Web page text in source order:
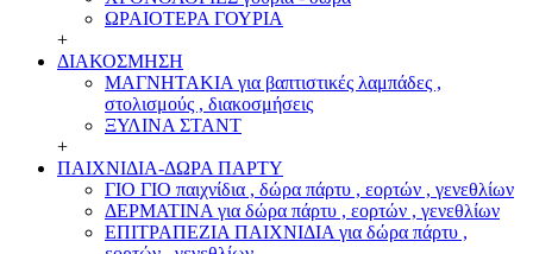
ΩΡΑΙΟΤΕΡΑ ΓΟΥΡΙΑ
+
ΔΙΑΚΟΣΜΗΣΗ
ΜΑΓΝΗΤΑΚΙΑ για βαπτιστικές λαμπάδες ,
στολισμούς , διακοσμήσεις
ΞΥΛΙΝΑ ΣΤΑΝΤ
+
ΠΑΙΧΝΙΔΙΑ-ΔΩΡΑ ΠΑΡΤΥ
ΓΙΟ ΓΙΟ παιχνίδια , δώρα πάρτυ , εορτών , γενεθλίων
ΔΕΡΜΑΤΙΝΑ για δώρα πάρτυ , εορτών , γενεθλίων
ΕΠΙΤΡΑΠΕΖΙΑ ΠΑΙΧΝΙΔΙΑ για δώρα πάρτυ ,